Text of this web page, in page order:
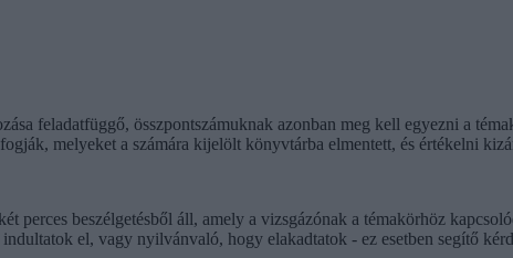
feladatfüggő, összpontszámuknak azonban meg kell egyezni a
melyeket a számára kijelölt könyvtárba elmentett, és értékelni
perces beszélgetésből áll, amely a vizsgázónak a témakörhöz
el, vagy nyilvánvaló, hogy elakadtatok - ez esetben segítő